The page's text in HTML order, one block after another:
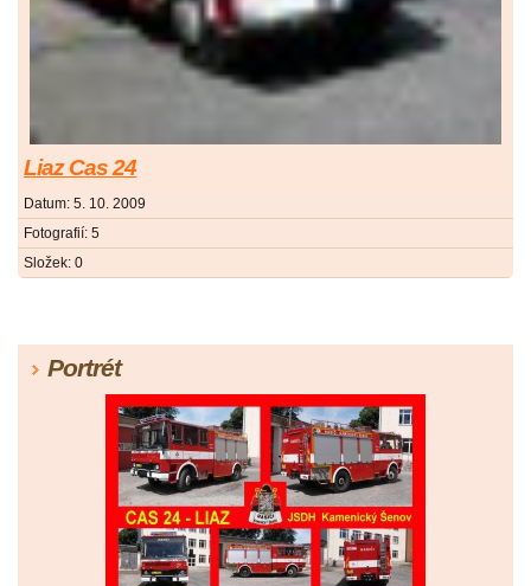
Liaz Cas 24
Datum: 5. 10. 2009
Fotografií: 5
Složek: 0
Portrét